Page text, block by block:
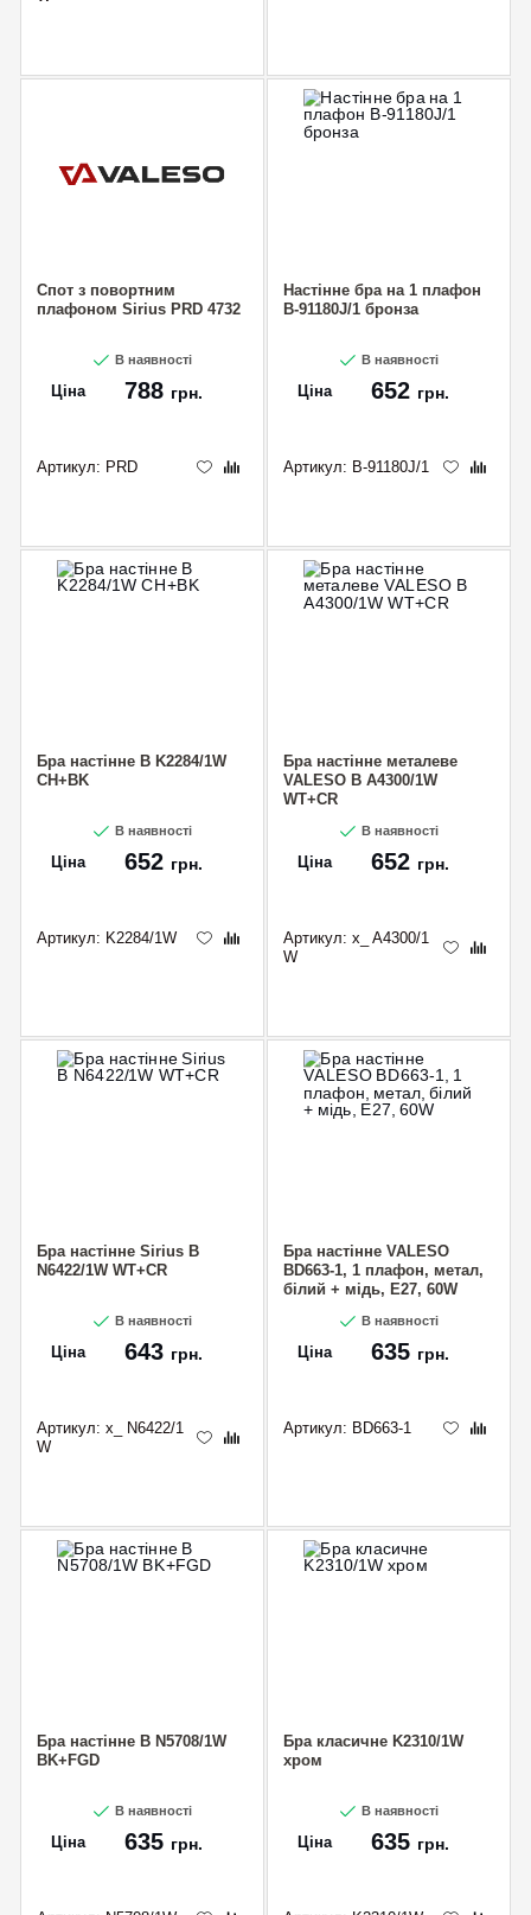
Спот з повортним
плафоном Sirius PRD 4732
В наявності
Ціна 788 грн.
Артикул: PRD
Настінне бра на 1 плафон
B-91180J/1 бронза
В наявності
Ціна 652 грн.
Артикул: B-91180J/1
Бра настінне B K2284/1W
CH+BK
В наявності
Ціна 652 грн.
Артикул: K2284/1W
Бра настінне металеве
VALESO B A4300/1W
WT+CR
В наявності
Ціна 652 грн.
Артикул: x_ A4300/1
W
Бра настінне Sirius B
N6422/1W WT+CR
В наявності
Ціна 643 грн.
Артикул: x_ N6422/1
W
Бра настінне VALESO
BD663-1, 1 плафон, метал,
білий + мідь, E27, 60W
В наявності
Ціна 635 грн.
Артикул: BD663-1
Бра настінне B N5708/1W
BK+FGD
В наявності
Ціна 635 грн.
Бра класичне K2310/1W
хром
В наявності
Ціна 635 грн.